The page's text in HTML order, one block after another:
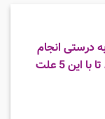
به درستی انجام
نمی دهند؛ در این ویدئو همراه ما باشید تا با این 5 علت